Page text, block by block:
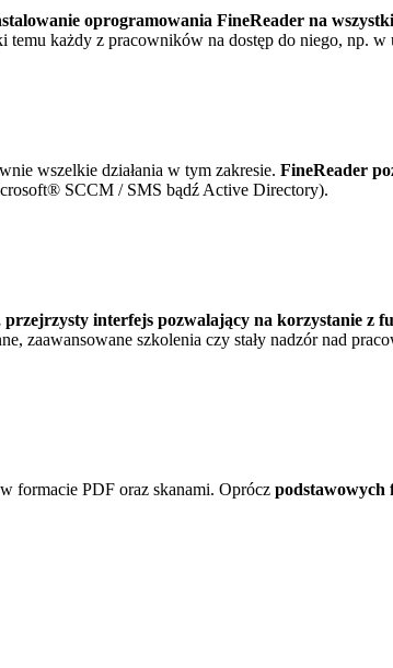
oprogramowania FineReader na
temu każdy z pracowników na dostęp do niego, np. w
wszelkie działania w tym zakresie. FineReader
® SCCM / SMS bądź Active Directory).
przejrzysty interfejs pozwalający na korzystanie z
zaawansowane szkolenia czy stały nadzór nad
formacie PDF oraz skanami. Oprócz